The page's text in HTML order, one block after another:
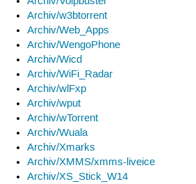
Archiv/w3btorrent
Archiv/Web_Apps
Archiv/WengoPhone
Archiv/Wicd
Archiv/WiFi_Radar
Archiv/wlFxp
Archiv/wput
Archiv/wTorrent
Archiv/Wuala
Archiv/Xmarks
Archiv/XMMS/xmms-liveice
Archiv/XS_Stick_W14